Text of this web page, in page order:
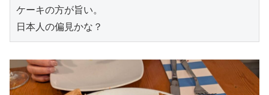
ケーキの方が旨い。
日本人の偏見かな？